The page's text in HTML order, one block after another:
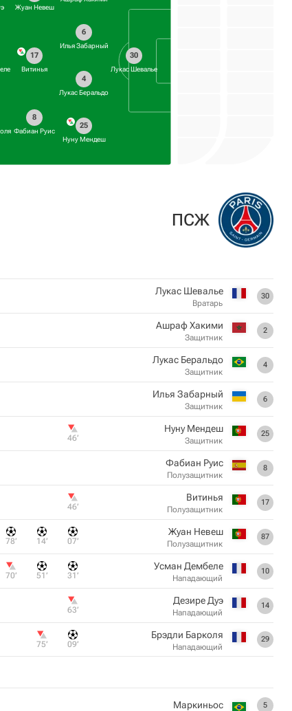
30
Лукас Шевалье
6
Илья Забарный
4
Лукас Беральдо
25
Нуну Мендеш
Жуан Невеш
17
Витинья
8
Фабиан Руис
ПСЖ
30
Лукас Шевалье
Вратарь
2
Ашраф Хакими
Защитник
4
Лукас Беральдо
Защитник
6
Илья Забарный
Защитник
25
Нуну Мендеш
Защитник
46‎’‎
8
Фабиан Руис
Полузащитник
17
Витинья
Полузащитник
46‎’‎
87
Жуан Невеш
Полузащитник
07‎’‎
14‎’‎
78‎’‎
10
Усман Дембеле
Нападающий
31‎’‎
51‎’‎
70‎’‎
14
Дезире Дуэ
Нападающий
63‎’‎
29
Брэдли Барколя
Нападающий
09‎’‎
75‎’‎
5
Маркиньос